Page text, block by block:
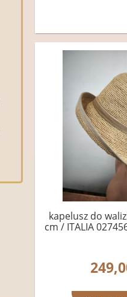
kapelusz do
cm / ITALIA